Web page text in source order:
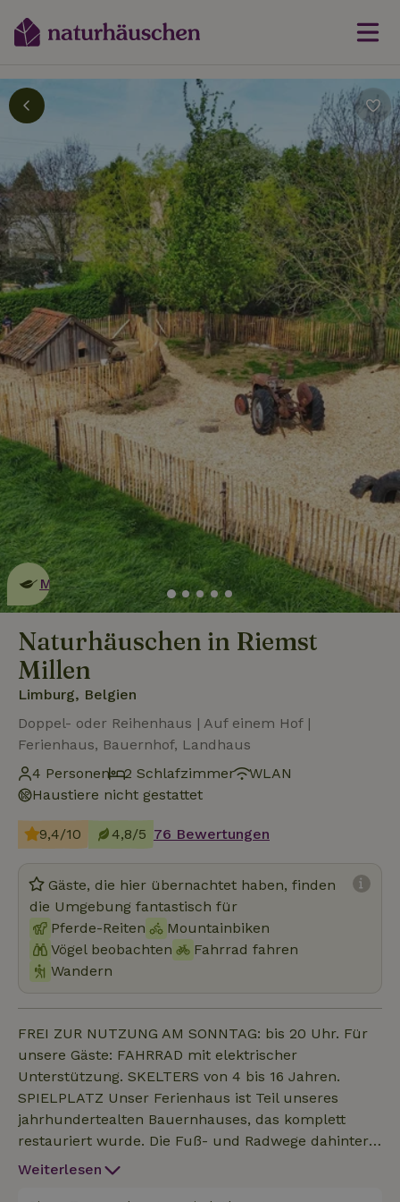
Dies ist ein
umweltschonendes
Naturhäuschen
Mehr erfahren
Naturhäuschen in Riemst
Millen
Limburg, Belgien
Doppel- oder Reihenhaus | Auf einem Hof |
Ferienhaus, Bauernhof, Landhaus
4 Personen
2 Schlafzimmer
WLAN
Haustiere nicht gestattet
9,4/10 4,8/5 76 Bewertungen
Gäste, die hier übernachtet haben, finden
die Umgebung fantastisch für
Pferde-Reiten
Mountainbiken
Vögel beobachten
Fahrrad fahren
Wandern
FREI ZUR NUTZUNG AM SONNTAG: bis 20 Uhr. Für
unsere Gäste: FAHRRAD mit elektrischer
Unterstützung. SKELTERS von 4 bis 16 Jahren.
SPIELPLATZ Unser Ferienhaus ist Teil unseres
jahrhundertealten Bauernhauses, das komplett
restauriert wurde. Die Fuß- und Radwege dahinter
führen über die Wiesen und Felder und bringen
Weiterlesen